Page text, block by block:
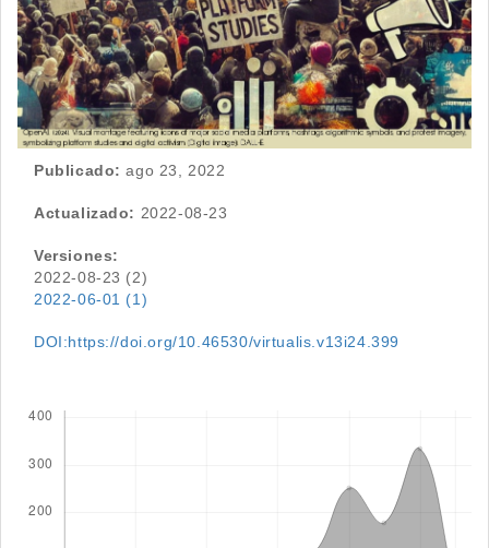
Publicado: ago 23, 2022
Actualizado: 2022-08-23
Versiones:
2022-08-23 (2)
2022-06-01 (1)
DOI:https://doi.org/10.46530/virtualis.v13i24.399